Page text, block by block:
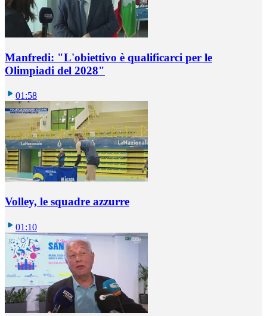
Manfredi: "L'obiettivo è qualificarci per le
Olimpiadi del 2028"
01:58
Volley, le squadre azzurre
01:10